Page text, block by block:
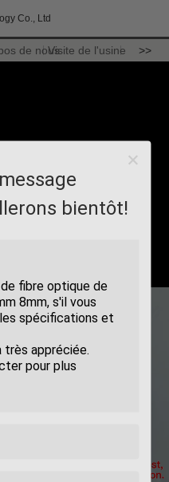
Co., Ltd
de nousVisite de l'usine >>
bientôt!